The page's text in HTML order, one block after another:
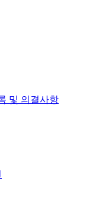
및 의결사항